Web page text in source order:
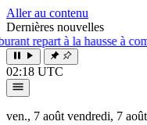
Aller au contenu
Dernières nouvelles
la hausse à compter du
02:18 UTC
ven., 7 août vendredi, 7